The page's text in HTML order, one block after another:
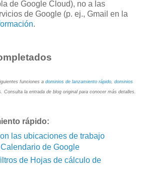
de Google Cloud), no a las
de Google (p. ej., Gmail en la
.
funciones a dominios de lanzamiento rápido dominios
Consulta la entrada de blog original para conocer más detalles.
rápido:
las ubicaciones de trabajo
de Google
de Hojas de cálculo de